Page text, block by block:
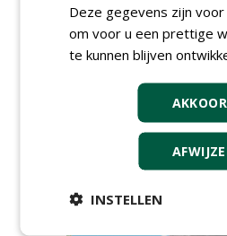
GREEN OUTLET
plaatsen via zijn eigen
Plaats een gratis
Deze gegevens zijn
om voor u een prettige
te kunnen blijven
INSTELLEN